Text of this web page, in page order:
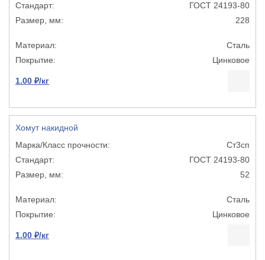
ГОСТ 24193-80
228
Сталь
Цинковое
1.00 ₽/кг
Хомут накидной
Ст3сп
ГОСТ 24193-80
52
Сталь
Цинковое
1.00 ₽/кг